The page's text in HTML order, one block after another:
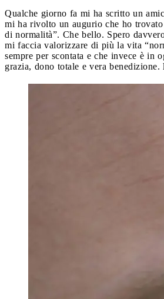
Qualche giorno fa mi ha scritto un
mi ha rivolto un augurio che ho trovato
di normalità”. Che bello. Spero
mi faccia valorizzare di più la vita
sempre per scontata e che invece è in
grazia, dono totale e vera benedizione.